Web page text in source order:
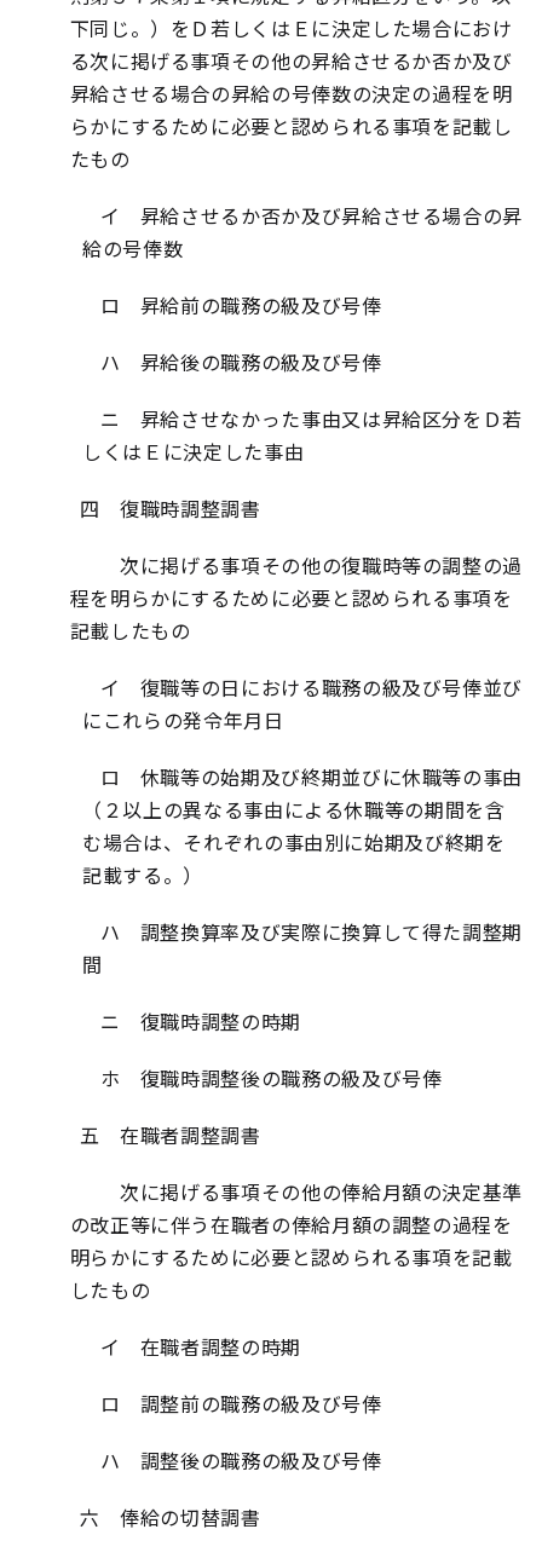
下同じ。）をＤ若しくはＥに決定した場合におけ
る次に掲げる事項その他の昇給させるか否か及び
昇給させる場合の昇給の号俸数の決定の過程を明
らかにするために必要と認められる事項を記載し
たもの
イ 昇給させるか否か及び昇給させる場合の昇
給の号俸数
ロ 昇給前の職務の級及び号俸
ハ 昇給後の職務の級及び号俸
ニ 昇給させなかった事由又は昇給区分をＤ若
しくはＥに決定した事由
四 復職時調整調書
次に掲げる事項その他の復職時等の調整の過
程を明らかにするために必要と認められる事項を
記載したもの
イ 復職等の日における職務の級及び号俸並び
にこれらの発令年月日
ロ 休職等の始期及び終期並びに休職等の事由
（２以上の異なる事由による休職等の期間を含
む場合は、それぞれの事由別に始期及び終期を
記載する。）
ハ 調整換算率及び実際に換算して得た調整期
間
ニ 復職時調整の時期
ホ 復職時調整後の職務の級及び号俸
五 在職者調整調書
次に掲げる事項その他の俸給月額の決定基準
の改正等に伴う在職者の俸給月額の調整の過程を
明らかにするために必要と認められる事項を記載
したもの
イ 在職者調整の時期
ロ 調整前の職務の級及び号俸
ハ 調整後の職務の級及び号俸
六 俸給の切替調書